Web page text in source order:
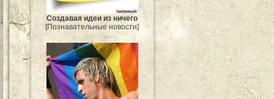
Создавая идеи из ничего
[Познавательные новости]